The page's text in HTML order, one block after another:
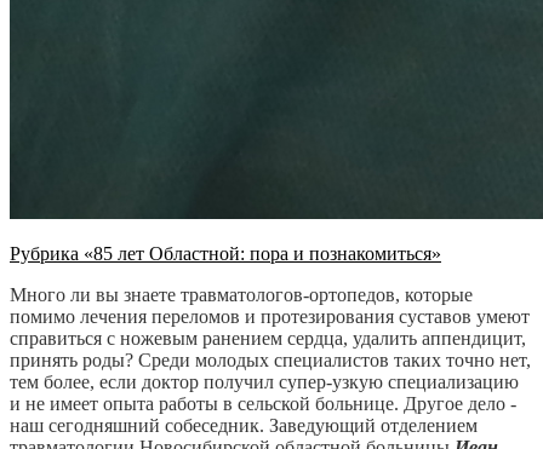
Рубрика «85 лет Областной: пора и познакомиться»
Много ли вы знаете травматологов-ортопедов, которые
помимо лечения переломов и протезирования суставов умеют
справиться с ножевым ранением сердца, удалить аппендицит,
принять роды? Среди молодых специалистов таких точно нет,
тем более, если доктор получил супер-узкую специализацию
и не имеет опыта работы в сельской больнице. Другое дело -
наш сегодняшний собеседник. Заведующий отделением